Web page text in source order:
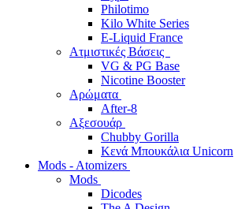
Philotimo
Kilo White Series
E-Liquid France
Ατμιστικές Βάσεις
VG & PG Base
Nicotine Booster
Αρώματα
After-8
Αξεσουάρ
Chubby Gorilla
Κενά Μπουκάλια Unicorn
Mods - Atomizers
Mods
Dicodes